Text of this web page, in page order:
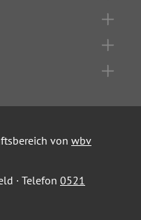
von wbv
· Telefon 0521